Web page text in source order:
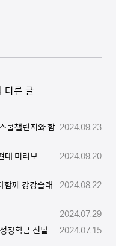
다른 글
쿨챌린지와 함 2024.09.23
대 미리보
2024.09.20
함께 강강술래
2024.08.22
2024.07.29
장학금 전달
2024.07.15